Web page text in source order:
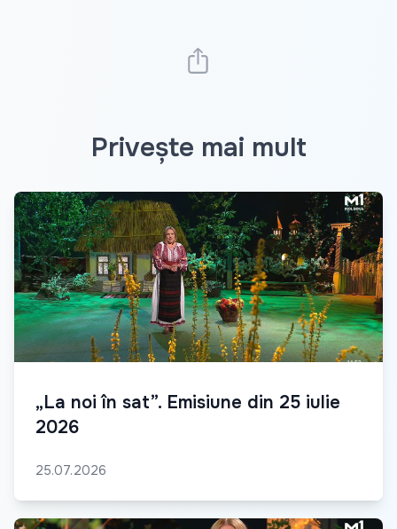
Privește mai mult
„La noi în sat”. Emisiune din 25 iulie
2026
25.07.2026